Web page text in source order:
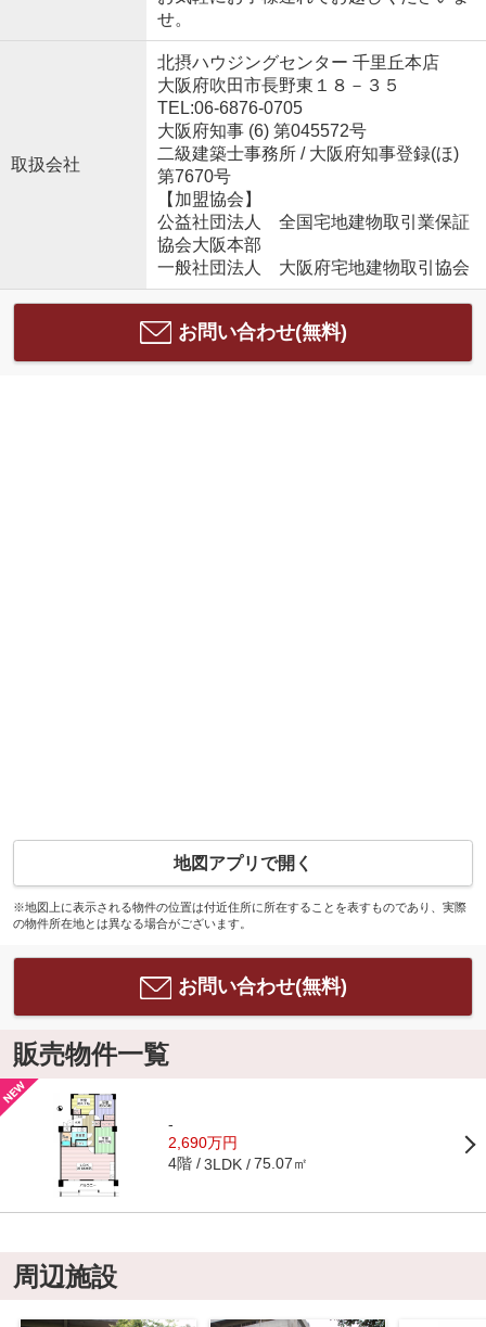
せ。
取扱会社
北摂ハウジングセンター 千里丘本店
大阪府吹田市長野東１８－３５
TEL:06-6876-0705
大阪府知事 (6) 第045572号
二級建築士事務所 / 大阪府知事登録(ほ)
第7670号
【加盟協会】
公益社団法人 全国宅地建物取引業保証
協会大阪本部
一般社団法人 大阪府宅地建物取引協会
お問い合わせ(無料)
地図アプリで開く
※地図上に表示される物件の位置は付近住所に所在することを表すものであり、実際
の物件所在地とは異なる場合がございます。
お問い合わせ(無料)
販売物件一覧
-
2,690万円
4階 3LDK 75.07㎡
周辺施設